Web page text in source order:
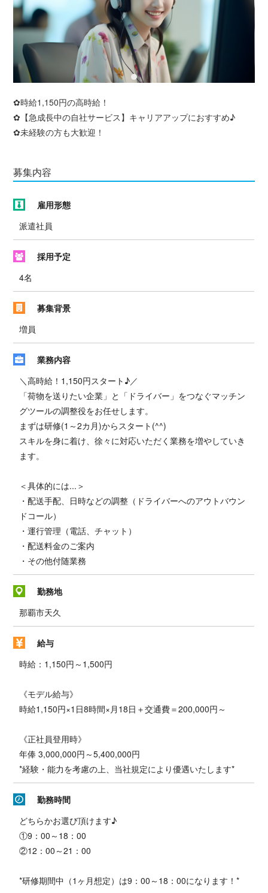
✿時給1,150円の高時給！
✿【急成長中の自社サービス】キャリアアップにおすすめ♪
✿未経験の方も大歓迎！
募集内容
雇用形態
派遣社員
採用予定
4名
募集背景
増員
業務内容
＼高時給！1,150円スタート♪／
「荷物を送りたい企業」と「ドライバー」をつなぐマッチン
グツールの調整役をお任せします。
まずは研修(1～2カ月)からスタート(^^)
スキルを身に着け、徐々に対応いただく業務を増やしていき
ます。
＜具体的には...＞
・配送手配、日時などの調整（ドライバーへのアウトバウン
ドコール）
・運行管理（電話、チャット）
・配送料金のご案内
・その他付随業務
勤務地
那覇市天久
給与
時給：1,150円～1,500円
《モデル給与》
時給1,150円×1日8時間×月18日＋交通費＝200,000円～
《正社員登用時》
年俸 3,000,000円～5,400,000円
*経験・能力を考慮の上、当社規定により優遇いたします*
勤務時間
どちらかお選び頂けます♪
①9：00～18：00
②12：00～21：00
*研修期間中（1ヶ月想定）は9：00～18：00になります！*